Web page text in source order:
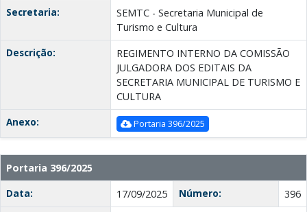
Secretaria:
SEMTC - Secretaria Municipal de
Turismo e Cultura
Descrição:
REGIMENTO INTERNO DA COMISSÃO
JULGADORA DOS EDITAIS DA
SECRETARIA MUNICIPAL DE TURISMO E
CULTURA
Anexo:
Portaria 396/2025
Portaria 396/2025
Data:
17/09/2025 Número:
396